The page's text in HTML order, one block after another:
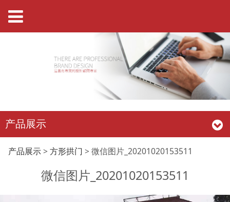
产品展示
微信图片
_20201020153511
产品展示> 方形拱门 > 微信图片_20201020153511
微信图片_20201020153511